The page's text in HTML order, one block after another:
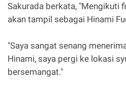
Sakurada berkata, "Mengikuti
akan tampil sebagai Hinami
"Saya sangat senang
Hinami, saya pergi ke lokasi
bersemangat."